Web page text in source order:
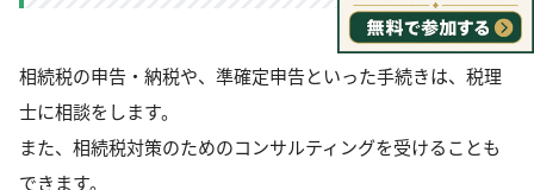
相続税の申告・納税や、準確定申告といった手続きは、税理
士に相談をします。
また、相続税対策のためのコンサルティングを受けることも
できます。